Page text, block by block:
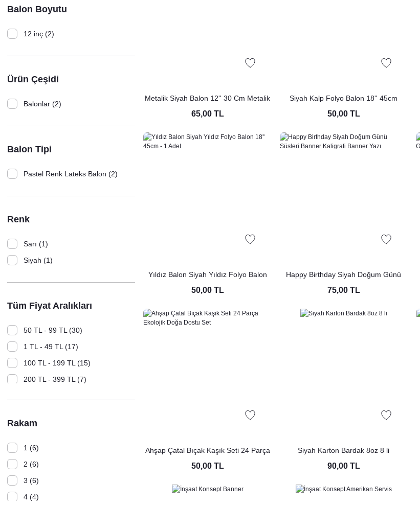
Balon Boyutu
12 inç (2)
Ürün Çeşidi
Balonlar (2)
Balon Tipi
Pastel Renk Lateks Balon (2)
Renk
Sarı (1)
Siyah (1)
Tüm Fiyat Aralıkları
50 TL - 99 TL (30)
1 TL - 49 TL (17)
100 TL - 199 TL (15)
200 TL - 399 TL (7)
Rakam
1 (6)
2 (6)
3 (6)
4 (4)
Metalik Siyah Balon 12'' 30 Cm Metalik
Balon 10lu Paket
65,00 TL
Siyah Kalp Folyo Balon 18'' 45cm
50,00 TL
Yıldız Balon Siyah Yıldız Folyo Balon
18'' 45cm - 1 Adet
50,00 TL
Happy Birthday Siyah Doğum Günü
Süsleri Banner Kaligrafi Banner Yazı
75,00 TL
Ahşap Çatal Bıçak Kaşık Seti 24 Parça
Ekolojik Doğa Dostu Set
50,00 TL
Siyah Karton Bardak 8oz 8 li
90,00 TL